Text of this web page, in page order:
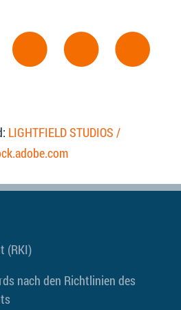
LIGHTFIELD STUDIOS /
(RKI)
nach den Richtlinien des